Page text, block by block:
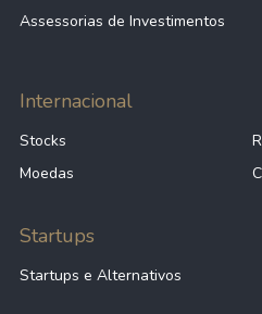
Assessorias de Investimentos
Internacional
Stocks
Moedas
Startups
Startups e Alternativos